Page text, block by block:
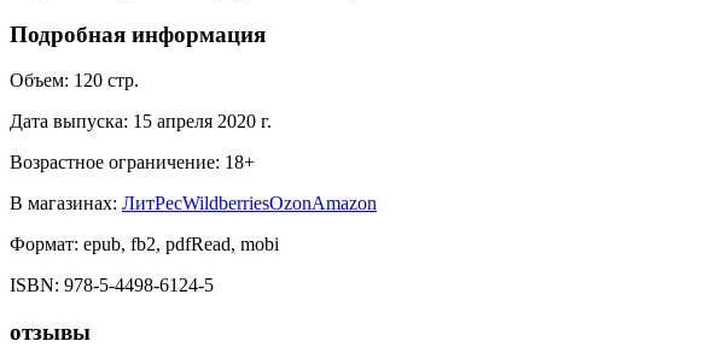
Подробная информация
Объем: 120 стр.
Дата выпуска: 15 апреля 2020 г.
Возрастное ограничение: 18+
В магазинах: ЛитРесWildberriesOzonAmazon
Формат: epub, fb2, pdfRead, mobi
ISBN: 978-5-4498-6124-5
отзывы